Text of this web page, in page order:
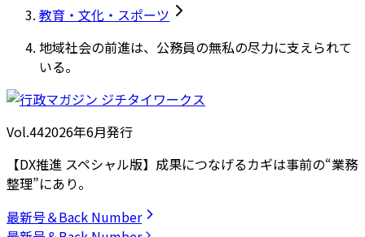
教育・文化・スポーツ
地域社会の前進は、公務員の無私の尽力に支えられて
いる。
Vol.442026年6月発行
【DX推進 スペシャル版】成果につなげるカギは事前の“業務
整理”にあり。
最新号＆Back Number